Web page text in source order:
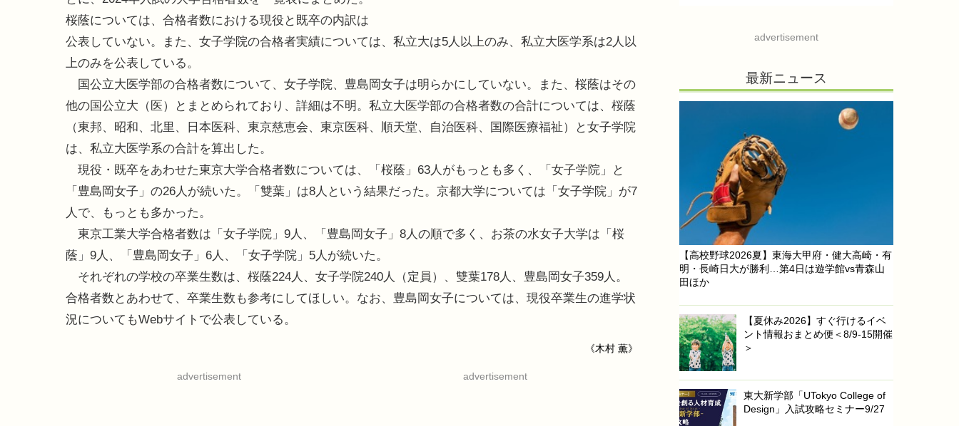
桜蔭については、合格者数における現役と既卒の内訳は
公表していない。また、女子学院の合格者実績については、私立大は5人以上のみ、私立大医学系は2人以
上のみを公表している。
国公立大医学部の合格者数について、女子学院、豊島岡女子は明らかにしていない。また、桜蔭はその
他の国公立大（医）とまとめられており、詳細は不明。私立大医学部の合格者数の合計については、桜蔭
（東邦、昭和、北里、日本医科、東京慈恵会、東京医科、順天堂、自治医科、国際医療福祉）と女子学院
は、私立大医学系の合計を算出した。
現役・既卒をあわせた東京大学合格者数については、「桜蔭」63人がもっとも多く、「女子学院」と
「豊島岡女子」の26人が続いた。「雙葉」は8人という結果だった。京都大学については「女子学院」が7
人で、もっとも多かった。
東京工業大学合格者数は「女子学院」9人、「豊島岡女子」8人の順で多く、お茶の水女子大学は「桜
蔭」9人、「豊島岡女子」6人、「女子学院」5人が続いた。
それぞれの学校の卒業生数は、桜蔭224人、女子学院240人（定員）、雙葉178人、豊島岡女子359人。
合格者数とあわせて、卒業生数も参考にしてほしい。なお、豊島岡女子については、現役卒業生の進学状
況についてもWebサイトで公表している。
《木村 薫》
advertisement advertisement
advertisement
最新ニュース
【高校野球2026夏】東海大甲府・健大高崎・有
明・長崎日大が勝利…第4日は遊学館vs青森山
田ほか
【夏休み2026】すぐ行けるイベ
ント情報おまとめ便＜8/9-15開催
＞
東大新学部「UTokyo College of
Design」入試攻略セミナー9/27